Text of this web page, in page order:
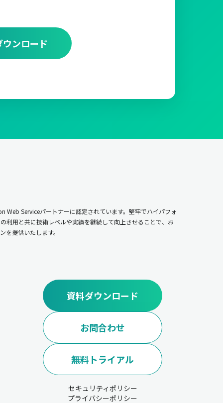
ウンロード
Web Serviceパートナーに認定されています。堅牢でハイパフォ
利用と共に技術レベルや実績を継続して向上させることで、お
を提供いたします。
資料ダウンロード
お問合わせ
無料トライアル
セキュリティポリシー
プライバシーポリシー